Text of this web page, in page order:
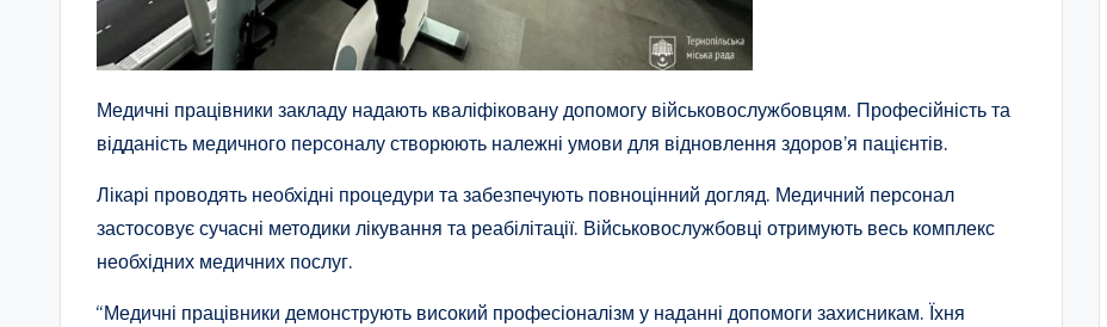
Медичні працівники закладу надають кваліфіковану допомогу військовослужбовцям. Професійність та
відданість медичного персоналу створюють належні умови для відновлення здоров’я пацієнтів.
Лікарі проводять необхідні процедури та забезпечують повноцінний догляд. Медичний персонал
застосовує сучасні методики лікування та реабілітації. Військовослужбовці отримують весь комплекс
необхідних медичних послуг.
“Медичні працівники демонструють високий професіоналізм у наданні допомоги захисникам. Їхня